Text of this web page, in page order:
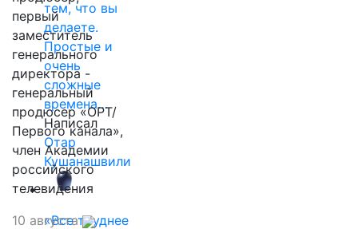
тем, что вы
делаете.
Простые и
очень
сложные
времена…
Написал
Отар
Кушанашвили
«Все труднее
первый
заместитель
генерального
директора -
генеральный
продюсер «ОРТ/
Первого канала»,
член Академии
российского
телевидения
10 августа